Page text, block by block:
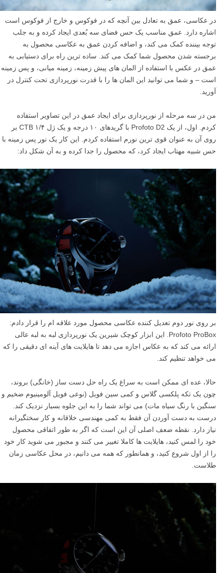
در عکاسی، عمق به تعادل بین آنچه که در فوکوس و خارج از فوکوس است
اشاره دارد. عمق مناسب یک حس فضای سه بُعدی ایجاد کرده و به جلب
توجه بیننده کمک می کند، و اضافه کردن عمق به عکاسی محصول به
برجسته شدن محصول شما کمک می کند. ساده ترین راه برای دستیابی به
عمق در عکس با استفاده از المان های پیش زمینه، زمینه میانی، و پس زمینه
است – و شما می توانید این المان ها را با قدرت نورپردازی تحت کنترل در
آورید.
من در سه مرحله از نورپردازی برای ایجاد عمق در این تصاویر استفاده
کردم. اول، از یک Profoto D2 با گریدهای ۱۰ درجه و یک ژل ۱/۴ CTB بر
روی آن به عنوان قوی ترین نورم استفاده کردم. این کار یک نور پس زمینه با
حس شبیه مهتاب ایجاد کرد، که محصول را جدا کرده و به آن شکل داد:
بر روی نور دوم تعدیل کننده عکاسی محصول مورد علاقه ام را قرار دادم:
Profoto ProBox. این ابزار کوچک شیرین یک نورپردازی لبه به لبه عالی
ارائه می کند که به عکاس اجازه می دهد تا هایلایت های آینه ای دقیقی را که
می خواهد تنظیم کند.
حالا، عده ای ممکن است به سراغ یک راه حل دست ساز (خانگی) بروند،
چون یک تکه پلکسی گلاس و کمی سین فویل (نوعی فویل آلومینیوم ضخیم و
سنگین با رنگ سیاه مات) می تواند شما را به این جلوه بسیار نزدیک کند.
درست به دست آوردن آن فقط به کمی مهندسی خلاقانه و کار سختگیرانه
نیاز دارد. نقطه ضعف اصلی آن این است که اگر به طور اتفاقی محصول
خود را لمس کنید، هایلایت ها کاملا تغییر می کنند و مجبور می شوید کار خود
را از اول شروع کنید، و همانطور که همه می دانیم، در محل عکاسی زمان
طلاست.